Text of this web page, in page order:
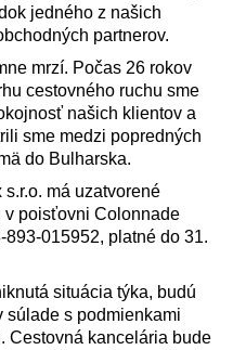
jedného z našich
partnerov.
mrzí. Počas 26 rokov
cestovného ruchu sme
našich klientov a
sme medzi popredných
do Bulharska.
má uzatvorené
v poisťovni Colonnade
893-015952, platné do 31.
situácia týka, budú
súlade s podmienkami
Cestovná kancelária bude